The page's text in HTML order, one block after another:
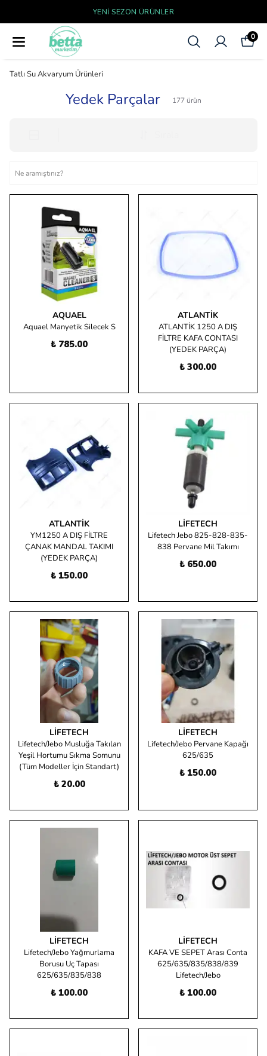
YENI SEZON ÜRÜNLER
0
Tatlı Su Akvaryum Ürünleri
Yedek Parçalar 177 ürün
AQUAEL
Aquael Manyetik Silecek S
₺ 785.00
ATLANTIK
ATLANTİK 1250 A DIŞ
FİLTRE KAFA CONTASI
(YEDEK PARÇA)
₺ 300.00
ATLANTIK
YM1250 A DIŞ FİLTRE
ÇANAK MANDAL TAKIMI
(YEDEK PARÇA)
₺ 150.00
LIFETECH
Lifetech Jebo 825-828-835-
838 Pervane Mil Takımı
₺ 650.00
LIFETECH
Lifetech/Jebo Musluğa Takılan
Yeşil Hortumu Sıkma Somunu
(Tüm Modeller İçin Standart)
₺ 20.00
LIFETECH
Lifetech/Jebo Pervane Kapağı
625/635
₺ 150.00
LIFETECH
Lifetech/Jebo Yağmurlama
Borusu Uç Tapası
625/635/835/838
₺ 100.00
LIFETECH
KAFA VE SEPET Arası Conta
625/635/835/838/839
Lifetech/Jebo
₺ 100.00